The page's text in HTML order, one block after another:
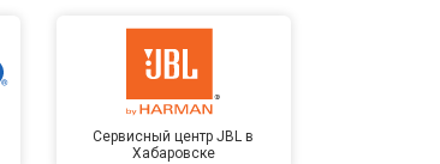
Сервисный центр JBL в
Хабаровске